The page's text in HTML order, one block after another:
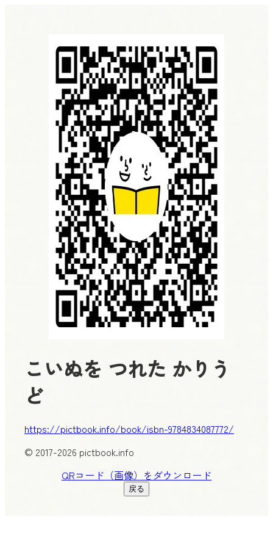
こいぬを つれた かりう
ど
https://pictbook.info/book/isbn-9784834087772/
© 2017-2026 pictbook.info
QRコード（画像）をダウンロード
戻る